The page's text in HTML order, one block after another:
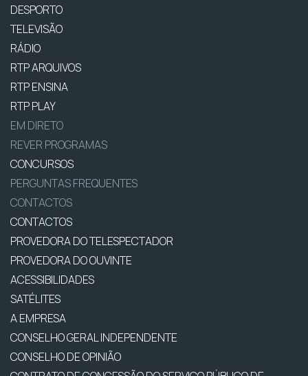
DESPORTO
TELEVISÃO
RÁDIO
RTP ARQUIVOS
RTP ENSINA
RTP PLAY
EM DIRETO
REVER PROGRAMAS
CONCURSOS
PERGUNTAS FREQUENTES
CONTACTOS
CONTACTOS
PROVEDORA DO TELESPECTADOR
PROVEDORA DO OUVINTE
ACESSIBILIDADES
SATÉLITES
A EMPRESA
CONSELHO GERAL INDEPENDENTE
CONSELHO DE OPINIÃO